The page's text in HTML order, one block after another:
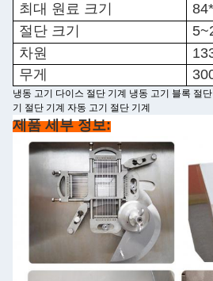
최대 원료 크기
절단 크기
차원
무게
냉동 고기 다이스 절단 기계 냉동 고기 블록 절
기 절단 기계 자동 고기 절단 기계
제품 세부 정보: